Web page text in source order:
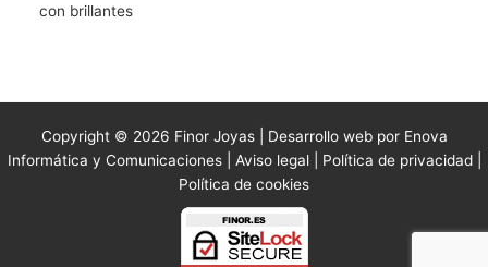
con brillantes
Copyright © 2026 Finor Joyas | Desarrollo web por Enova
Informática y Comunicaciones | Aviso legal| Política de privacidad|
Política de cookies